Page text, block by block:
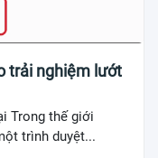
trải nghiệm lướt
Trong thế giới
trình duyệt...